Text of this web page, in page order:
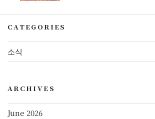
CATEGORIES
소식
ARCHIVES
June 2026